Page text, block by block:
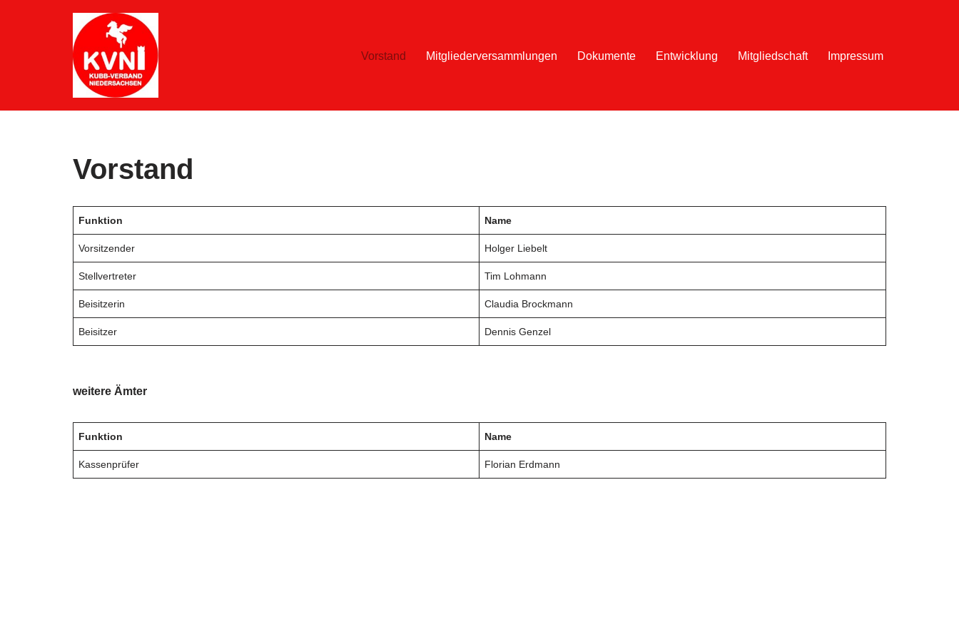
Vorstand Mitgliederversammlungen Dokumente Entwicklung Mitgliedschaft Impressum
Vorstand
Funktion Name
Vorsitzender Holger Liebelt
Stellvertreter Tim Lohmann
Beisitzerin Claudia Brockmann
Beisitzer Dennis Genzel
weitere Ämter
Funktion Name
Kassenprüfer Florian Erdmann